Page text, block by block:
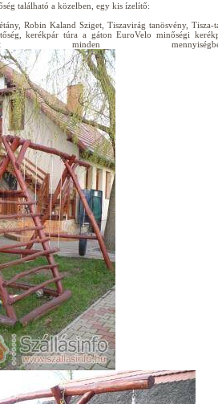
található a közelben, egy kis ízelítő:
Robin Kaland Sziget, Tiszavirág tanösvény, Tisza-
kerékpár túra a gáton EuroVelo minőségi
minden